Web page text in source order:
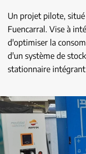
Un projet pilote,
Fuencarral. Vise à
d'optimiser la
d'un système de
stationnaire